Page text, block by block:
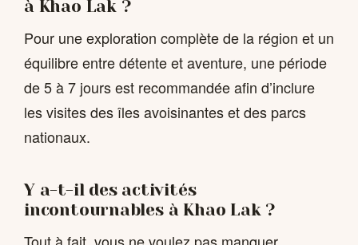
à Khao Lak ?
Pour une exploration complète de la région et un
équilibre entre détente et aventure, une période
de 5 à 7 jours est recommandée afin d’inclure
les visites des îles avoisinantes et des parcs
nationaux.
Y a-t-il des activités
incontournables à Khao Lak ?